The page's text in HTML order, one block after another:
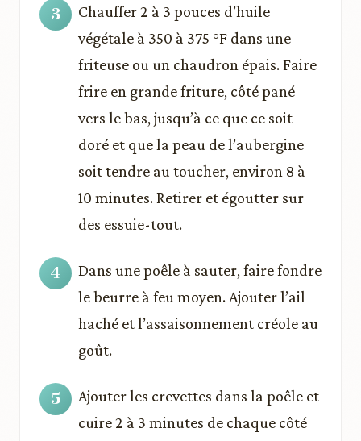
Chauffer 2 à 3 pouces d’huile
végétale à 350 à 375 °F dans une
friteuse ou un chaudron épais. Faire
frire en grande friture, côté pané
vers le bas, jusqu’à ce que ce soit
doré et que la peau de l’aubergine
soit tendre au toucher, environ 8 à
10 minutes. Retirer et égoutter sur
des essuie-tout.
Dans une poêle à sauter, faire fondre
le beurre à feu moyen. Ajouter l’ail
haché et l’assaisonnement créole au
goût.
Ajouter les crevettes dans la poêle et
cuire 2 à 3 minutes de chaque côté